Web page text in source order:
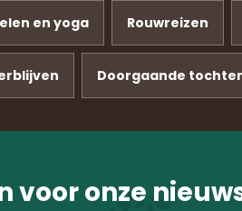
en yoga Rouwreizen
Doorgaande
voor onze